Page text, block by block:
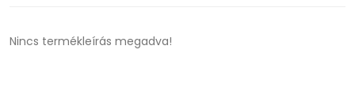
Nincs termékleírás megadva!